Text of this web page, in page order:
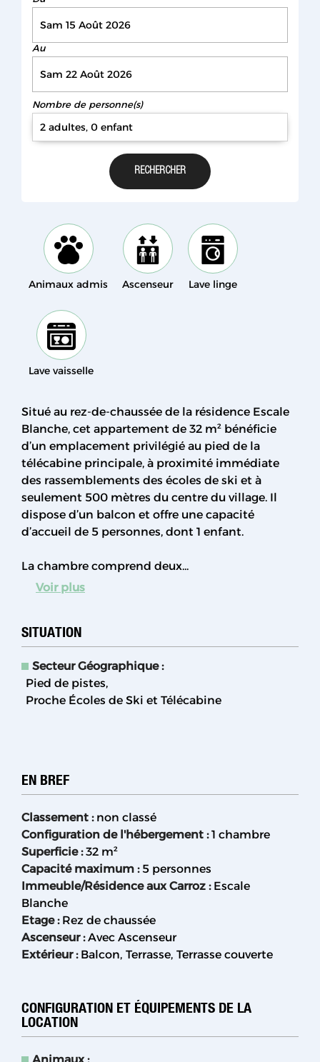
Au
Nombre de personne(s)
2 adultes, 0 enfant
Animaux admis Ascenseur Lave linge
Lave vaisselle
Situé au rez-de-chaussée de la résidence Escale
Blanche, cet appartement de 32 m² bénéficie
d’un emplacement privilégié au pied de la
télécabine principale, à proximité immédiate
des rassemblements des écoles de ski et à
seulement 500 mètres du centre du village. Il
dispose d’un balcon et offre une capacité
d’accueil de 5 personnes, dont 1 enfant.
La chambre comprend deux...
Voir plus
SITUATION
Secteur Géographique :
Pied de pistes
Proche Écoles de Ski et Télécabine
EN BREF
Classement : non classé
Configuration de l'hébergement : 1 chambre
Superficie: 32 m²
Capacité maximum : 5 personnes
Immeuble/Résidence aux Carroz : Escale
Blanche
Etage: Rez de chaussée
Ascenseur: Avec Ascenseur
Extérieur: Balcon Terrasse Terrasse couverte
CONFIGURATION ET ÉQUIPEMENTS DE LA
LOCATION